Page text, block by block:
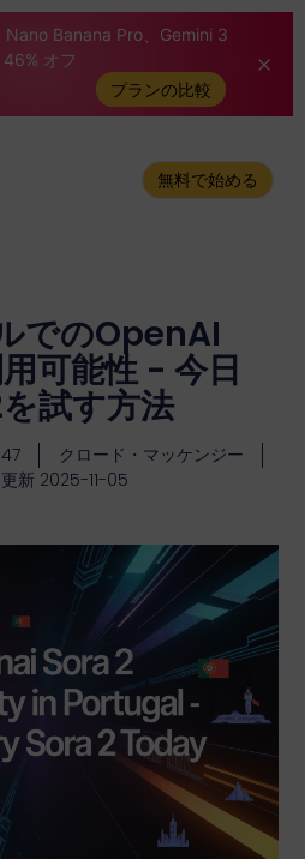
Banana Pro、Gemini 3
オフ
プランの比較
無料で始める
でのOpenAI
可能性 - 今日
試す方法
クロード・マッケンジー
新 2025-11-05